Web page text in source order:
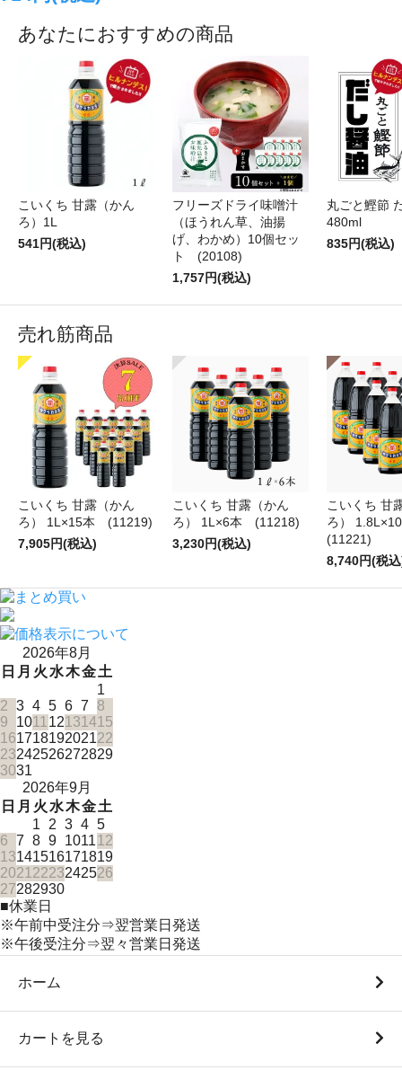
あなたにおすすめの商品
こいくち 甘露（かん
ろ）1L
541円(税込)
フリーズドライ味噌汁
（ほうれん草、油揚
げ、わかめ）10個セッ
ト (20108)
1,757円(税込)
丸ごと鰹節
480ml
835円(税込)
売れ筋商品
こいくち 甘露（かん
ろ） 1L×15本 (11219)
7,905円(税込)
こいくち 甘露（かん
ろ） 1L×6本 (11218)
3,230円(税込)
こいくち 甘
ろ）
(11221)
8,740円(税
2026年8月
日 月 火 水木金土
1
2 3 4 5 6 7
8
9
1011 12131415
16171819202122
23242526272829
3031
2026年9月
日 月 火 水木金土
1
2 3 4 5
6 7 8 9 101112
13141516171819
2021 2223242526
27282930
■休業日
※午前中受注分⇒翌営業日発送
※午後受注分⇒翌々営業日発送
ホーム
カートを見る